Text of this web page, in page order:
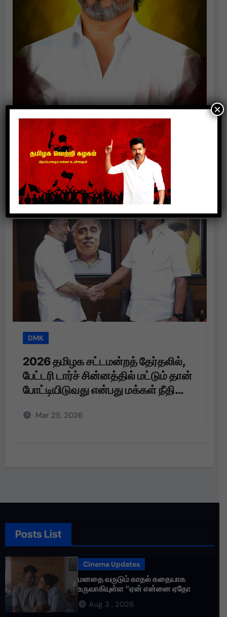
Politics
DMK
2026 தமிழக சட்டமன்றத் தேர்தலில்,
பேட்டரி டார்ச் சின்னத்தில் மட்டும் தான்
போட்டியிடுவது என்பது மக்கள் நீதி
என்பது எங்களுக்கு வெறும்
Mar 25, 2026
Posts List
Cinema Updates
மனதை வருடும் காதல் கதையாக
உருவாகியுள்ள “ஏன் என்னை ஏதோ
செய்தாய்” – டீசர் வெளியானது !
Aug 3 , 2026
×